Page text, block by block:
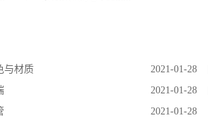
与材质 2021-01-28
2021-01-28
2021-01-28